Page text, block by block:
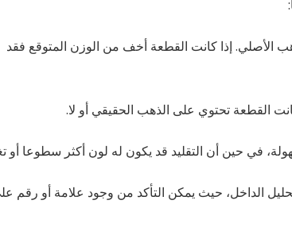
الأصلي. إذا كانت القطعة أخف من الوزن المتوقع فقد
الداخل، حيث يمكن التأكد من وجود علامة أو رقم